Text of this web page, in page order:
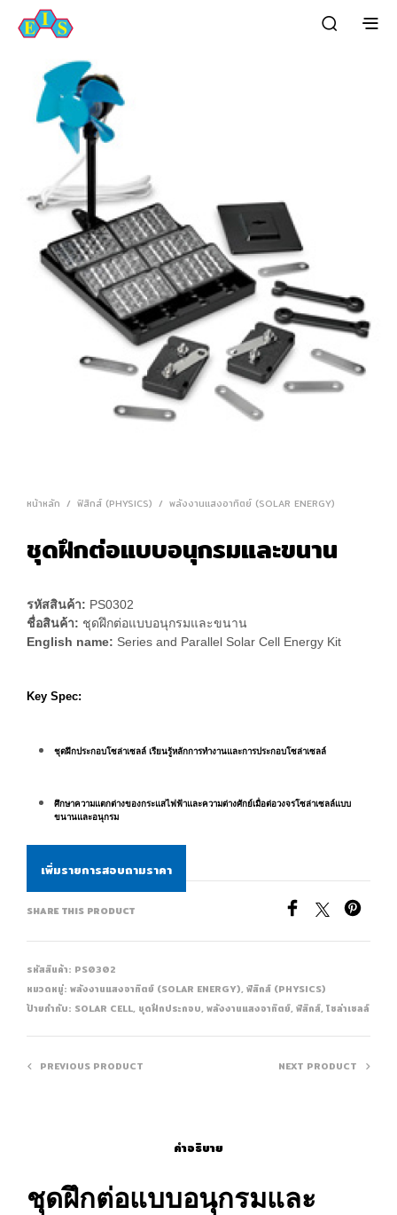
หน้าหลัก / ฟิสิกส์ (PHYSICS) / พลังงานแสงอาทิตย์ (SOLAR ENERGY)
ชุดฝึกต่อแบบอนุกรมและขนาน
รหัสสินค้า: PS0302
ชื่อสินค้า: ชุดฝึกต่อแบบอนุกรมและขนาน
English name: Series and Parallel Solar Cell Energy Kit
Key Spec:
ชุดฝึกประกอบโซล่าเซลล์ เรียนรู้หลักการทำงานและการประกอบโซล่าเซลล์
ศึกษาความแตกต่างของกระแสไฟฟ้าและความต่างศักย์เมื่อต่อวงจรโซล่าเซลล์แบบ
ขนานและอนุกรม
เพิ่มรายการสอบถามราคา
SHARE THIS PRODUCT
รหัสสินค้า: PS0302
หมวดหมู่: พลังงานแสงอาทิตย์ (SOLAR ENERGY),ฟิสิกส์ (PHYSICS)
ป้ายกำกับ: SOLAR CELL, ชุดฝึกประกอบ,พลังงานแสงอาทิตย์,ฟิสิกส์,โซล่าเซลล์
PREVIOUS PRODUCT NEXT PRODUCT
คำอธิบาย
ชุดฝึกต่อแบบอนุกรมและ